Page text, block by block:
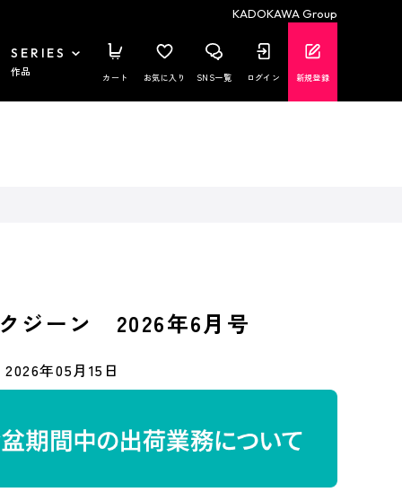
KADOKAWA Group
SERIES
作品 カート お気に入り SNS一覧 ログイン 新規登録
ジーン 2026年6月号
2026年05月15日